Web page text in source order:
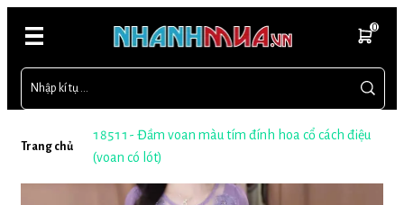
0
Trang chủ
18511- Đầm voan màu tím đính hoa cổ cách điệu
(voan có lót)